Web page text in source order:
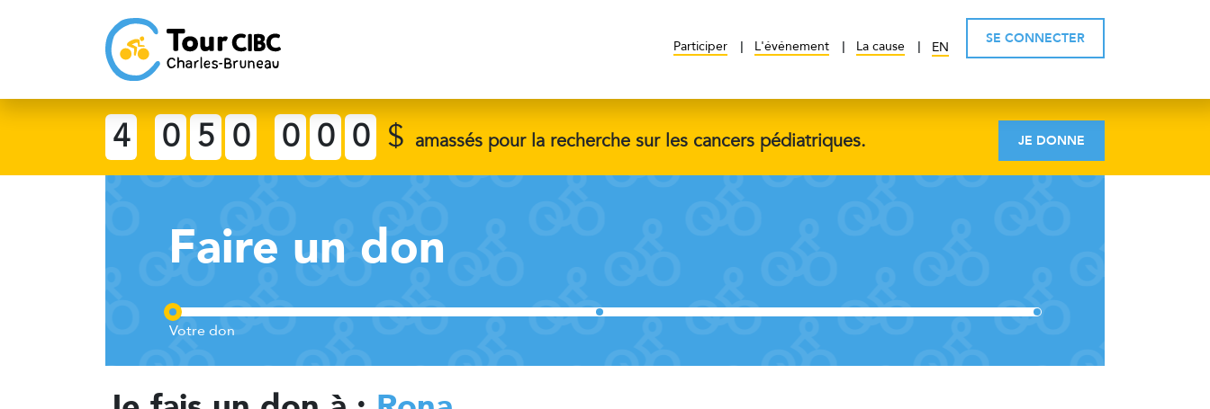
Participer L'événement La cause EN
SE CONNECTER
4 0 5 0 0 0 0 $ amassés pour la recherche sur les cancers pédiatriques. JE DONNE
Faire un don